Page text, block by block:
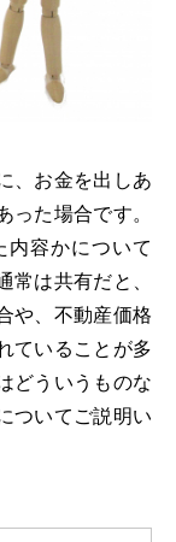
、お金を出しあ
った場合です。
内容かについて
常は共有だと、
や、不動産価格
ていることが多
どういうものな
ついてご説明い